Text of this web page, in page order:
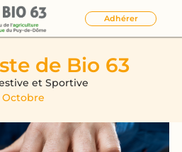
Adhérer
de Bio 63
et Sportive
Octobre